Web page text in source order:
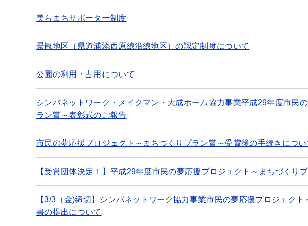
美らまちサポーター制度
景観地区（県道浦添西原線沿線地区）の認定制度について
公園の利用・占用について
シンバネットワーク・メイクマン・大成ホーム協力事業平成29年度市民
ラン賞～表彰式のご報告
市民の夢応援プロジェクト～まちづくりプラン賞～受賞後の手続きについ
【受賞団体決定！】平成29年度市民の夢応援プロジェクト～まちづくり
【3/3（金)締切】シンバネットワーク協力事業市民の夢応援プロジェク
書の提出について